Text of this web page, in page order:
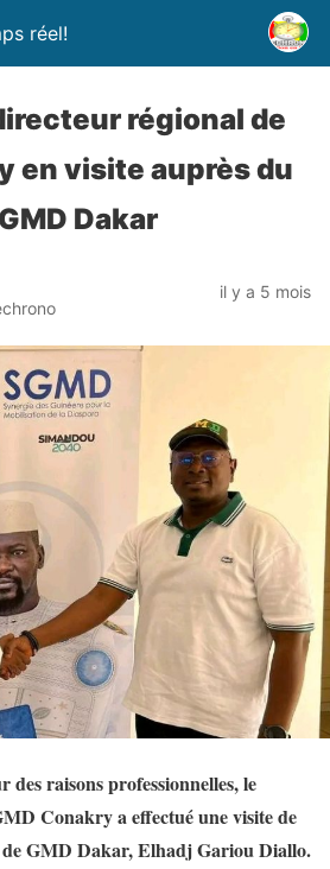
réel!
régional de
en visite auprès du
Dakar
il y a 5 mois
raisons professionnelles, le
Conakry a effectué une visite de
GMD Dakar, Elhadj Gariou Diallo.